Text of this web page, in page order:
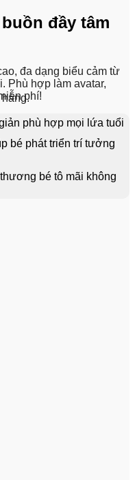
đầy tâm
đa dạng biểu cảm từ
Phù hợp làm avatar,
phí!
phù hợp mọi lứa tuổi
bé phát triển trí tưởng
bé tô mãi không